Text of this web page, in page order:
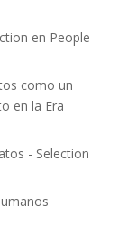
en People
como un
en la Era
- Selection